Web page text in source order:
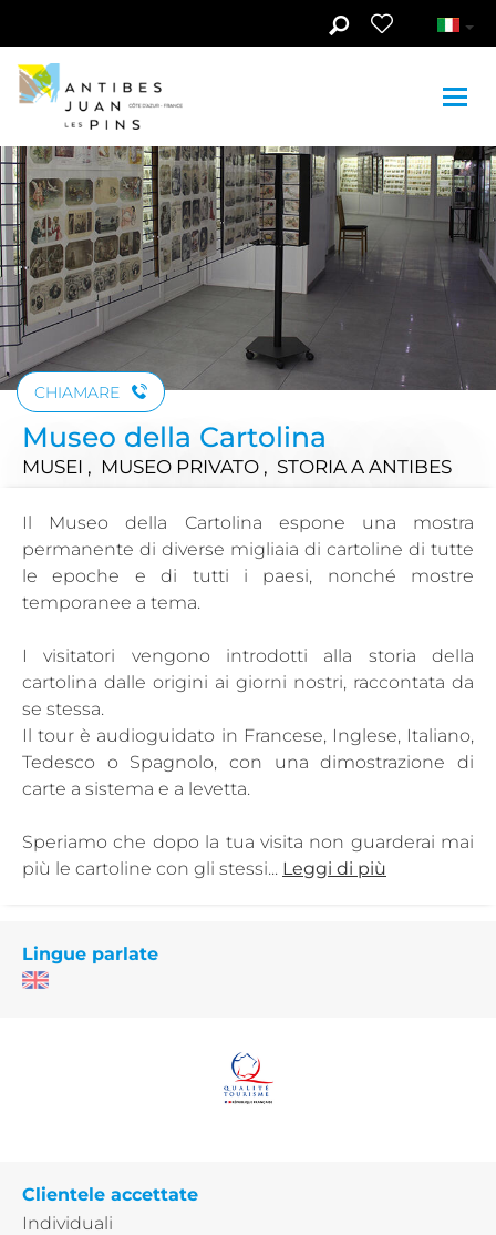
Guarda le foto (2)
CHIAMARE
Museo della Cartolina
MUSEI , MUSEO PRIVATO , STORIA A ANTIBES
Il Museo della Cartolina espone una mostra
permanente di diverse migliaia di cartoline di tutte
le epoche e di tutti i paesi, nonché mostre
temporanee a tema.
I visitatori vengono introdotti alla storia della
cartolina dalle origini ai giorni nostri, raccontata da
se stessa.
Il tour è audioguidato in Francese, Inglese, Italiano,
Tedesco o Spagnolo, con una dimostrazione di
carte a sistema e a levetta.
Speriamo che dopo la tua visita non guarderai mai
più le cartoline con gli stessi... Leggi di più
Lingue parlate
Clientele accettate
Individuali